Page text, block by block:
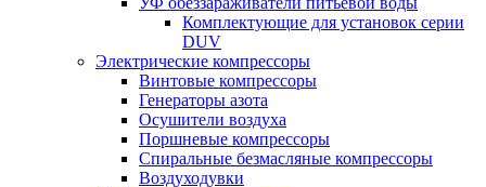
Комплектующие для установок серии
DUV
Электрические компрессоры
Винтовые компрессоры
Генераторы азота
Осушители воздуха
Поршневые компрессоры
Спиральные безмасляные компрессоры
Воздуходувки